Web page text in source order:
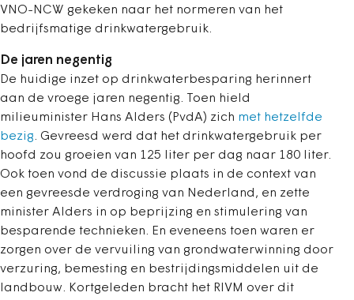
VNO-NCW gekeken naar het normeren van het
bedrijfsmatige drinkwatergebruik.
De jaren negentig
De huidige inzet op drinkwaterbesparing herinnert
aan de vroege jaren negentig. Toen hield
milieuminister Hans Alders (PvdA) zich met hetzelfde
bezig. Gevreesd werd dat het drinkwatergebruik per
hoofd zou groeien van 125 liter per dag naar 180 liter.
Ook toen vond de discussie plaats in de context van
een gevreesde verdroging van Nederland, en zette
minister Alders in op beprijzing en stimulering van
besparende technieken. En eveneens toen waren er
zorgen over de vervuiling van grondwaterwinning door
verzuring, bemesting en bestrijdingsmiddelen uit de
landbouw. Kortgeleden bracht het RIVM over dit